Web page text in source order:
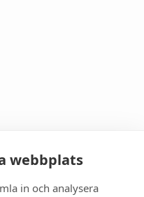
webbplats
in och analysera